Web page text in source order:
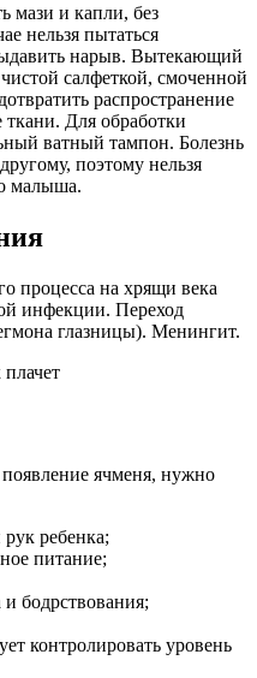
мази и капли, без
нельзя пытаться
нарыв. Вытекающий
салфеткой, смоченной
распространение
Для обработки
ватный тампон. Болезнь
поэтому нельзя
малыша.
процесса на хрящи века
инфекции. Переход
глазницы). Менингит.
ячменя, нужно
ребенка;
питание;
бодрствования;
контролировать уровень